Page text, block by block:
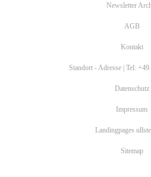
Newsletter
AGB
Kontakt
Standort - Adresse | Tel:
Datenschutz
Impressum
Landingpages
Sitemap